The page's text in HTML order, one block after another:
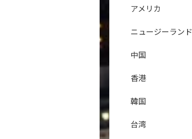
アメリカ
ニュージーランド
中国
香港
韓国
台湾